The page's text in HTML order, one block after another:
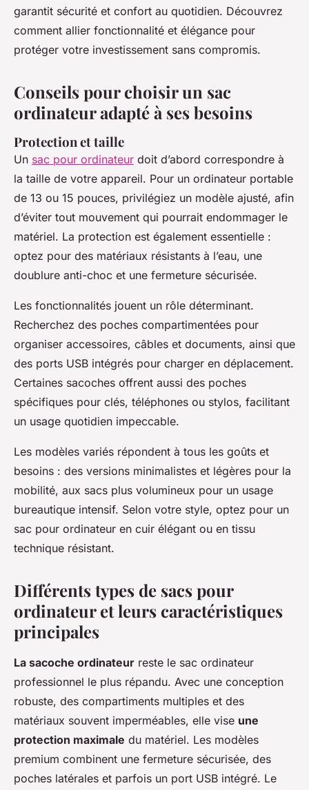
garantit sécurité et confort au quotidien. Découvrez
comment allier fonctionnalité et élégance pour
protéger votre investissement sans compromis.
Conseils pour choisir un sac
ordinateur adapté à ses besoins
Protection et taille
Un sac pour ordinateur doit d’abord correspondre à
la taille de votre appareil. Pour un ordinateur portable
de 13 ou 15 pouces, privilégiez un modèle ajusté, afin
d’éviter tout mouvement qui pourrait endommager le
matériel. La protection est également essentielle :
optez pour des matériaux résistants à l’eau, une
doublure anti-choc et une fermeture sécurisée.
Les fonctionnalités jouent un rôle déterminant.
Recherchez des poches compartimentées pour
organiser accessoires, câbles et documents, ainsi que
des ports USB intégrés pour charger en déplacement.
Certaines sacoches offrent aussi des poches
spécifiques pour clés, téléphones ou stylos, facilitant
un usage quotidien impeccable.
Les modèles variés répondent à tous les goûts et
besoins : des versions minimalistes et légères pour la
mobilité, aux sacs plus volumineux pour un usage
bureautique intensif. Selon votre style, optez pour un
sac pour ordinateur en cuir élégant ou en tissu
technique résistant.
Différents types de sacs pour
ordinateur et leurs caractéristiques
principales
La sacoche ordinateur reste le sac ordinateur
professionnel le plus répandu. Avec une conception
robuste, des compartiments multiples et des
matériaux souvent imperméables, elle vise une
protection maximale du matériel. Les modèles
premium combinent une fermeture sécurisée, des
poches latérales et parfois un port USB intégré. Le